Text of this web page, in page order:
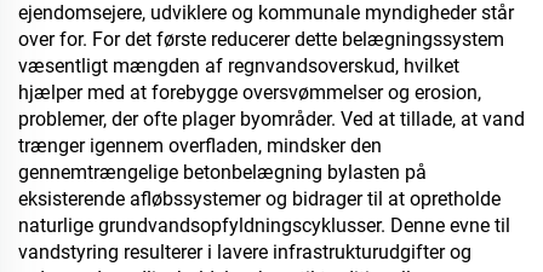
ejendomsejere, udviklere og kommunale myndigheder står
over for. For det første reducerer dette belægningssystem
væsentligt mængden af regnvandsoverskud, hvilket
hjælper med at forebygge oversvømmelser og erosion,
problemer, der ofte plager byområder. Ved at tillade, at vand
trænger igennem overfladen, mindsker den
gennemtrængelige betonbelægning bylasten på
eksisterende afløbssystemer og bidrager til at opretholde
naturlige grundvandsopfyldningscyklusser. Denne evne til
vandstyring resulterer i lavere infrastrukturudgifter og